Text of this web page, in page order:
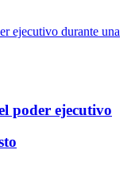
poder ejecutivo